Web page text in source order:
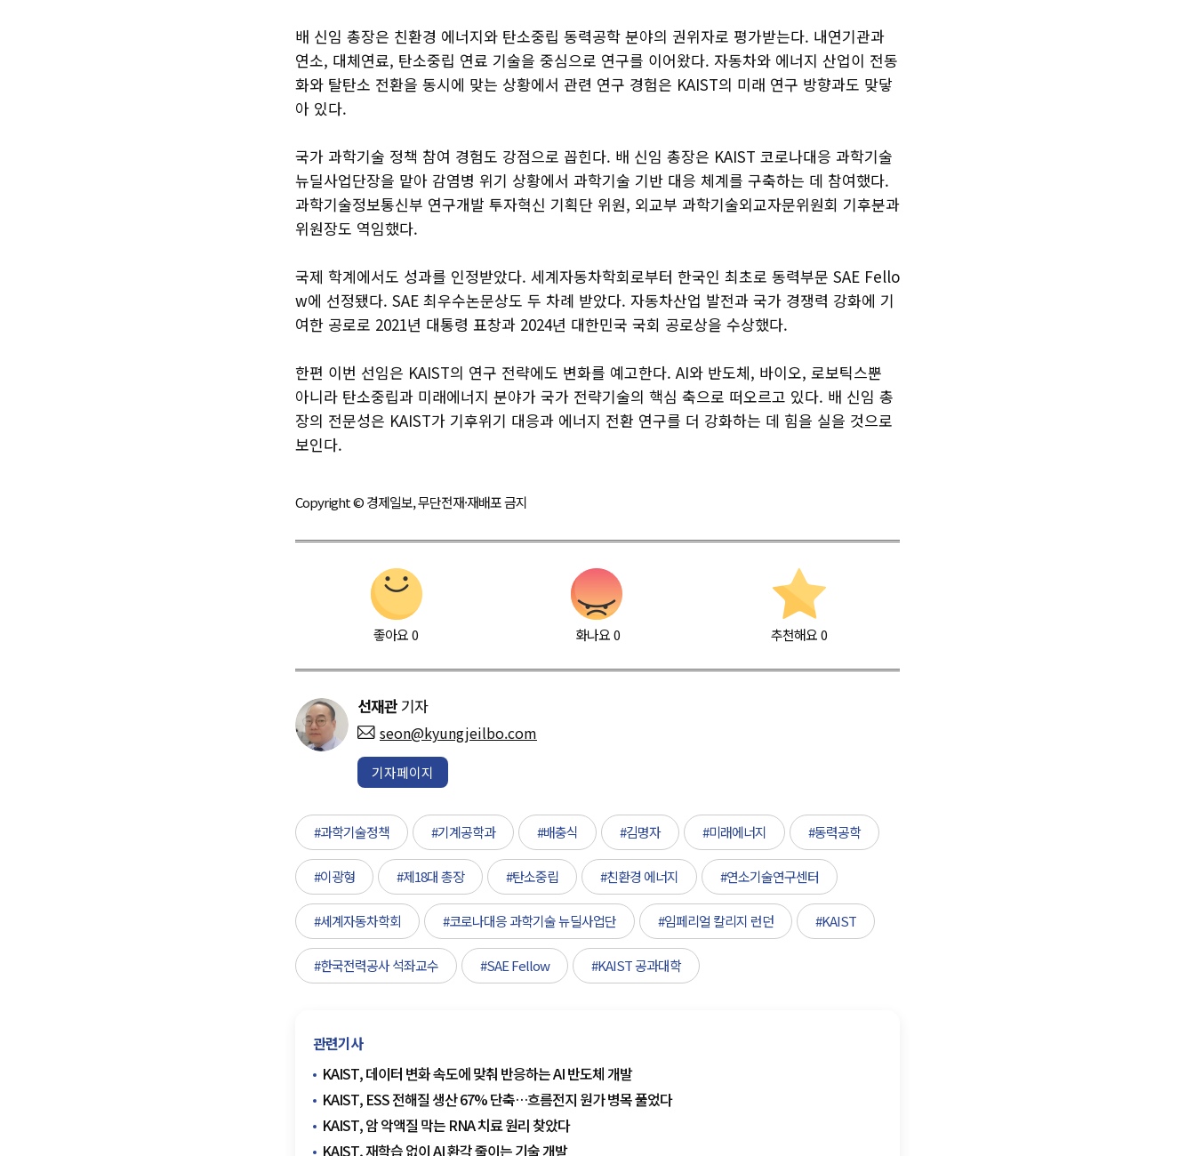
배 신임 총장은 친환경 에너지와 탄소중립 동력공학 분야의 권위자로 평가받는다. 내연기관과
연소, 대체연료, 탄소중립 연료 기술을 중심으로 연구를 이어왔다. 자동차와 에너지 산업이 전동
화와 탈탄소 전환을 동시에 맞는 상황에서 관련 연구 경험은 KAIST의 미래 연구 방향과도 맞닿
아 있다.
국가 과학기술 정책 참여 경험도 강점으로 꼽힌다. 배 신임 총장은 KAIST 코로나대응 과학기술
뉴딜사업단장을 맡아 감염병 위기 상황에서 과학기술 기반 대응 체계를 구축하는 데 참여했다.
과학기술정보통신부 연구개발 투자혁신 기획단 위원, 외교부 과학기술외교자문위원회 기후분과
위원장도 역임했다.
국제 학계에서도 성과를 인정받았다. 세계자동차학회로부터 한국인 최초로 동력부문 SAE Fello
w에 선정됐다. SAE 최우수논문상도 두 차례 받았다. 자동차산업 발전과 국가 경쟁력 강화에 기
여한 공로로 2021년 대통령 표창과 2024년 대한민국 국회 공로상을 수상했다.
한편 이번 선임은 KAIST의 연구 전략에도 변화를 예고한다. AI와 반도체, 바이오, 로보틱스뿐
아니라 탄소중립과 미래에너지 분야가 국가 전략기술의 핵심 축으로 떠오르고 있다. 배 신임 총
장의 전문성은 KAIST가 기후위기 대응과 에너지 전환 연구를 더 강화하는 데 힘을 실을 것으로
보인다.
Copyright © 경제일보, 무단전재·재배포 금지
좋아요 0 화나요0 추천해요0
선재관 기자
seon@kyungjeilbo.com
기자페이지
#과학기술정책 #기계공학과 #배충식 #김명자 #미래에너지 #동력공학
#이광형 #제18대 총장 #탄소중립 #친환경 에너지 #연소기술연구센터
#세계자동차학회 #코로나대응 과학기술 뉴딜사업단 #임페리얼 칼리지 런던 #KAIST
#한국전력공사 석좌교수 #SAE Fellow #KAIST 공과대학
관련기사
KAIST, 데이터 변화 속도에 맞춰 반응하는 AI 반도체 개발
KAIST, ESS 전해질 생산 67% 단축…흐름전지 원가 병목 풀었다
KAIST, 암 악액질 막는 RNA 치료 원리 찾았다
KAIST, 재학습 없이 AI 환각 줄이는 기술 개발